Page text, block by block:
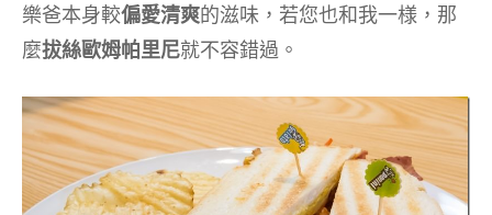
樂爸本身較偏愛清爽的滋味，若您也和我一様，那
麼拔絲歐姆帕里尼就不容錯過。